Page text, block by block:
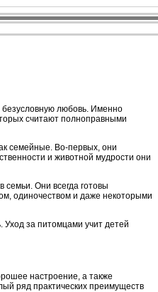
безусловную любовь. Именно
считают полноправными
семейные. Во-первых, они
и животной мудрости они
Они всегда готовы
одиночеством и даже некоторыми
за питомцами учит детей
настроение, а также
ряд практических преимуществ